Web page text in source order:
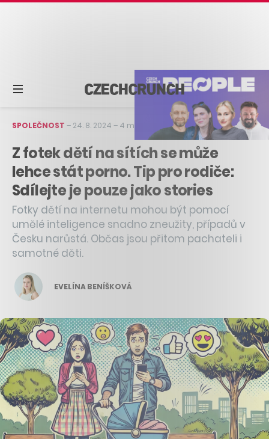
SPOLEČNOST – 24. 8. 2024 – 4 min čtení
Z fotek dětí na sítích se může
lehce stát porno. Tip pro rodiče:
Sdílejte je pouze jako stories
Fotky dětí na internetu mohou být pomocí
umělé inteligence snadno zneužity, případů v
Česku narůstá. Občas jsou přitom pachateli i
samotné děti.
EVELÍNA BENÍŠKOVÁ